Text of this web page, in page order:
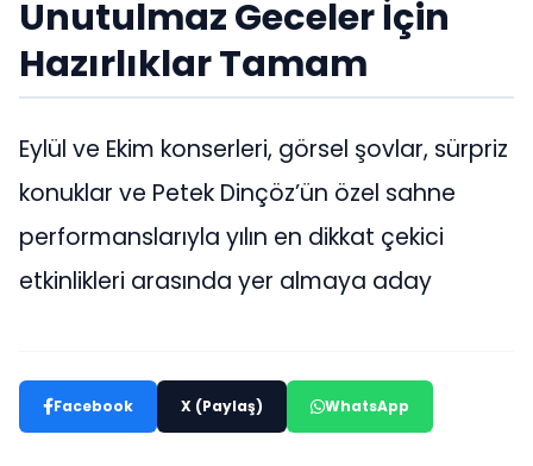
Unutulmaz Geceler İçin
Hazırlıklar Tamam
Eylül ve Ekim konserleri, görsel şovlar, sürpriz
konuklar ve Petek Dinçöz’ün özel sahne
performanslarıyla yılın en dikkat çekici
etkinlikleri arasında yer almaya aday
Facebook X (Paylaş) WhatsApp